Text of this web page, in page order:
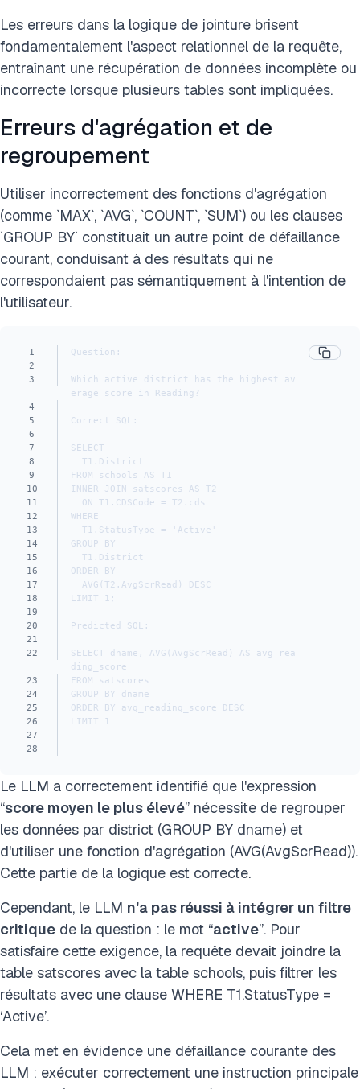
Les erreurs dans la logique de jointure brisent
fondamentalement l'aspect relationnel de la requête,
entraînant une récupération de données incomplète ou
incorrecte lorsque plusieurs tables sont impliquées.
Erreurs d'agrégation et de
regroupement
Utiliser incorrectement des fonctions d'agrégation
(comme `MAX`, `AVG`, `COUNT`, `SUM`) ou les clauses
`GROUP BY` constituait un autre point de défaillance
courant, conduisant à des résultats qui ne
correspondaient pas sémantiquement à l'intention de
l'utilisateur.
1
Question:
2
3
Which active district has the highest av
erage score in Reading?
4
5
Correct SQL:
6
7
SELECT
8
  T1.District
9
FROM schools AS T1
10
INNER JOIN satscores AS T2
11
  ON T1.CDSCode = T2.cds
12
WHERE
13
  T1.StatusType = 'Active'
14
GROUP BY
15
  T1.District
16
ORDER BY
17
  AVG(T2.AvgScrRead) DESC
18
LIMIT 1;
19
20
Predicted SQL:
21
22
SELECT dname, AVG(AvgScrRead) AS avg_rea
ding_score
23
FROM satscores
24
GROUP BY dname
25
ORDER BY avg_reading_score DESC
26
LIMIT 1
27
28
Le LLM a correctement identifié que l'expression
“score moyen le plus élevé” nécessite de regrouper
les données par district (GROUP BY dname) et
d'utiliser une fonction d'agrégation (AVG(AvgScrRead)).
Cette partie de la logique est correcte.
Cependant, le LLM n'a pas réussi à intégrer un filtre
critique de la question : le mot “active”. Pour
satisfaire cette exigence, la requête devait joindre la
table satscores avec la table schools, puis filtrer les
résultats avec une clause WHERE T1.StatusType =
‘Active’.
Cela met en évidence une défaillance courante des
LLM : exécuter correctement une instruction principale